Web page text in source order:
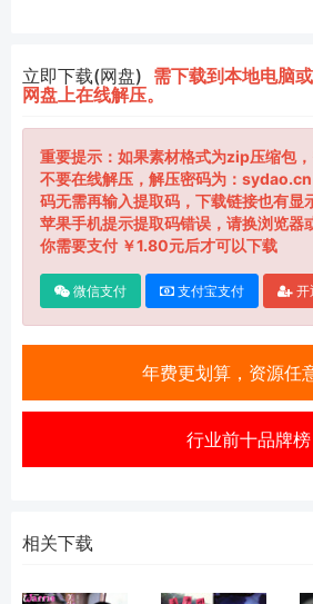
立即下载(网盘) 需下载到本地电脑
网盘上在线解压。
重要提示：如果素材格式为zip压缩包
不要在线解压，解压密码为：
码无需再输入提取码，下载链接也有显
苹果手机提示提取码错误，请换浏览器
你需要支付 ￥1.80元后才可以下载
微信支付 支付宝支付 开
年费更划算，资源任
行业前十品牌榜
相关下载